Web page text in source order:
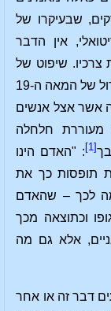
שבעיקרו של
אין הדבר
שיפוט של
אופן החשיבה החומרני הוא אחר. פילוסוף גדול של המאה ה-19
אשר אצל אנשים
מעוררת חלחלה
[1]
: "האדם הינו
תופסות כך את
לכך – שהאדם
וכתוצאה מכך
אלא גם מה
דבר זה או אחר